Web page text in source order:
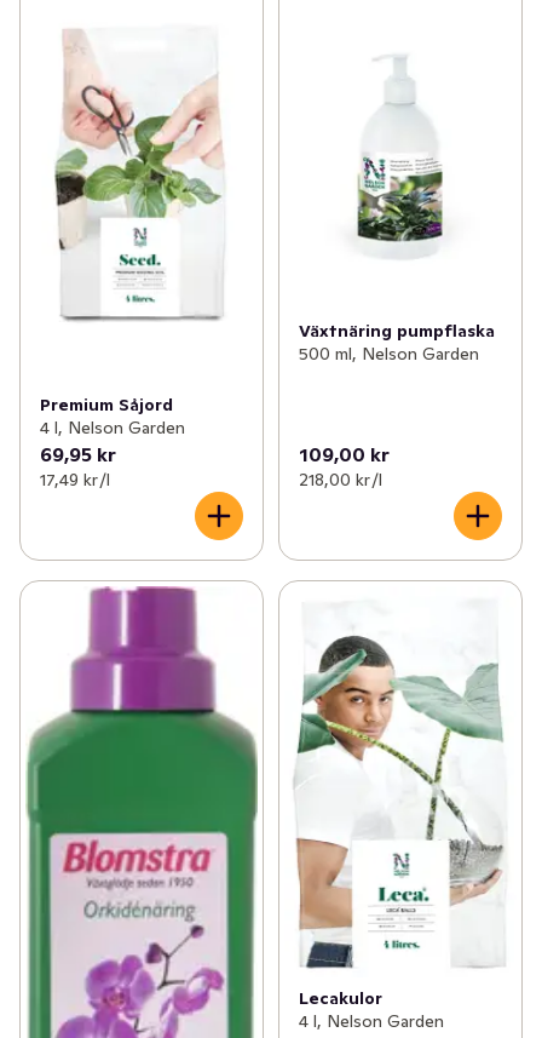
Tvätt & klädvård
Påsar, folie & bakformar
Servetter, ljus & engångsartiklar
Blommor & växter
Hushållsel (80)
Husgeråd (93)
✓ Grill, ved & tändare
✓ Heminredning
(20)
✓ Fritid & övrigt (23)
Blomjord
Växtnäringspreparat
Plantering & redskap
Trädgårdstillbehör 0
Premium Såjord
4 l, Nelson Garden
69,95 kr
17,49 kr /l
Växtnäring pumpflaska
500 ml, Nelson Garden
109,00 kr
218,00 kr /l
Lecakulor
4 l, Nelson Garden